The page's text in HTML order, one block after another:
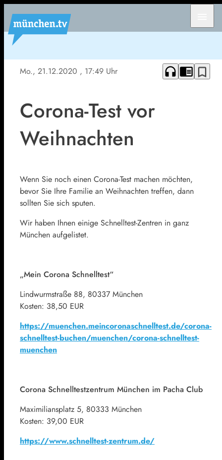
Mo., 21.12.2020 , 17:49 Uhr headphones chrome_reader_mode bookmark_border
Corona-Test vor
Weihnachten
Wenn Sie noch einen Corona-Test machen möchten,
bevor Sie Ihre Familie an Weihnachten treffen, dann
sollten Sie sich sputen.
Wir haben Ihnen einige Schnelltest-Zentren in ganz
München aufgelistet.
„Mein Corona Schnelltest“
Lindwurmstraße 88, 80337 München
Kosten: 38,50 EUR
https://muenchen.meincoronaschnelltest.de/corona-
schnelltest-buchen/muenchen/corona-schnelltest-
muenchen
Corona Schnelltestzentrum München im Pacha Club
Maximiliansplatz 5, 80333 München
Kosten: 39,00 EUR
https://www.schnelltest-zentrum.de/